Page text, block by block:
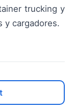
trucking y
y cargadores.